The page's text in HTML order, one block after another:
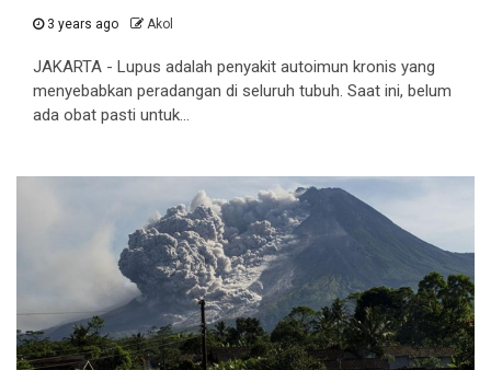
3 years ago Akol
JAKARTA - Lupus adalah penyakit autoimun kronis yang
menyebabkan peradangan di seluruh tubuh. Saat ini, belum
ada obat pasti untuk...